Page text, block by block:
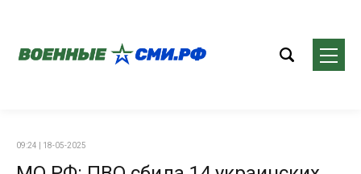
09:24 | 18-05-2025